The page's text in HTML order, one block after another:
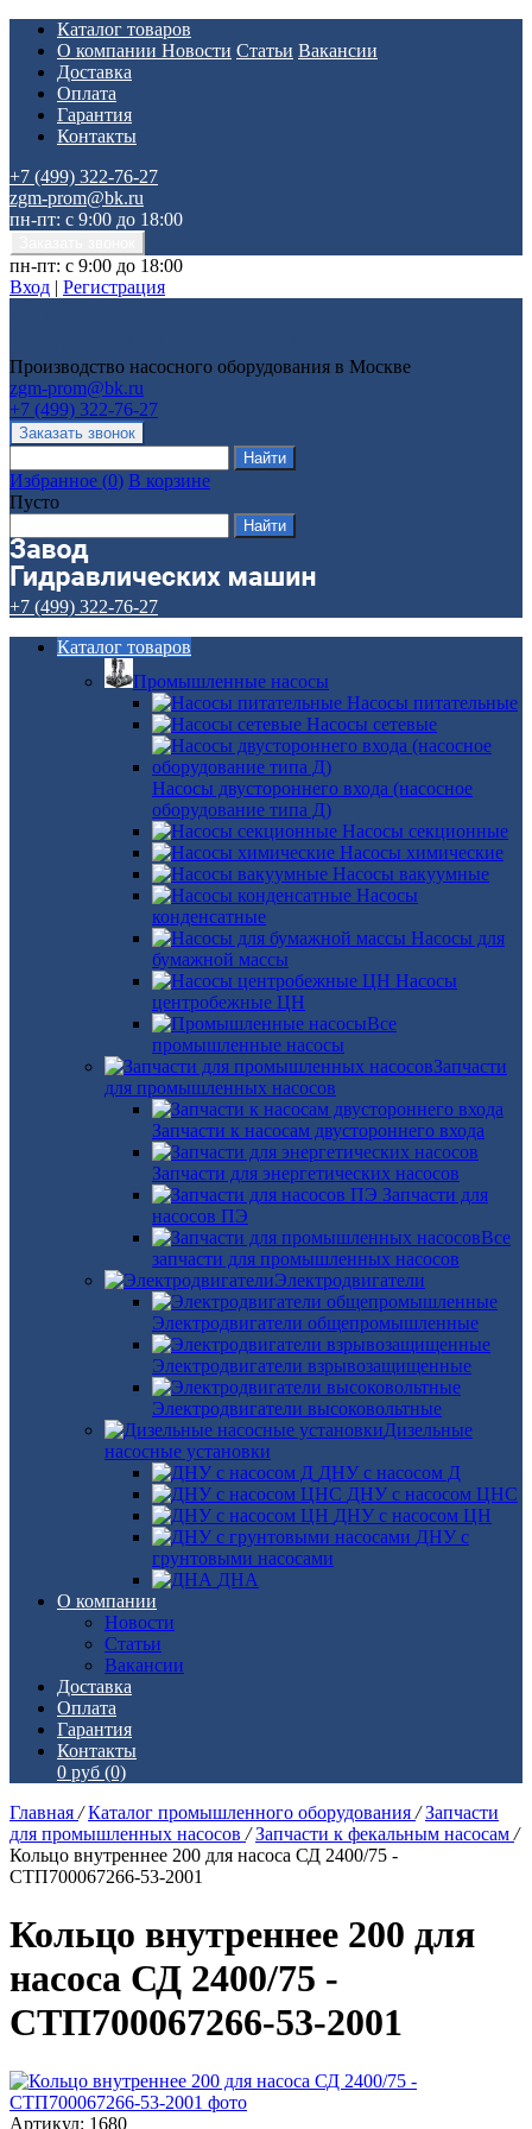
Каталог товаров
О компании Новости Статьи Вакансии
Доставка
Оплата
Гарантия
Контакты
+7 (499) 322-76-27
zgm-prom@bk.ru
пн-пт: с 9:00 до 18:00
пн-пт: с 9:00 до 18:00
Вход | Регистрация
Производство насосного оборудования в Москве
zgm-prom@bk.ru
+7 (499) 322-76-27
Избранное (0) В корзине
Пусто
+7 (499) 322-76-27
Каталог товаров
Промышленные насосы
Насосы питательные
Насосы сетевые
Насосы двустороннего входа (насосное
оборудование типа Д)
Насосы секционные
Насосы химические
Насосы вакуумные
Насосы
конденсатные
Насосы для
бумажной массы
Насосы
центробежные ЦН
Все
промышленные насосы
Запчасти
для промышленных насосов
Запчасти к насосам двустороннего входа
Запчасти для энергетических насосов
Запчасти для
насосов ПЭ
Все
запчасти для промышленных насосов
Электродвигатели
Электродвигатели общепромышленные
Электродвигатели взрывозащищенные
Электродвигатели высоковольтные
Дизельные
насосные установки
ДНУ с насосом Д
ДНУ с насосом ЦНС
ДНУ с насосом ЦН
ДНУ с
грунтовыми насосами
ДНА
О компании
Новости
Статьи
Вакансии
Доставка
Оплата
Гарантия
Контакты
0 руб (0)
Главная / Каталог промышленного оборудования / Запчасти
для промышленных насосов / Запчасти к фекальным насосам /
Кольцо внутреннее 200 для насоса СД 2400/75 -
СТП700067266-53-2001
Кольцо внутреннее 200 для
насоса СД 2400/75 -
СТП700067266-53-2001
Артикул: 1680